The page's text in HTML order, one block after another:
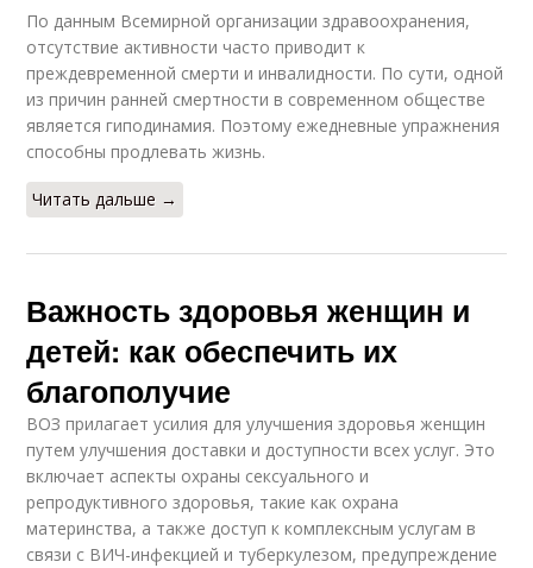
По данным Всемирной организации здравоохранения,
отсутствие активности часто приводит к
преждевременной смерти и инвалидности. По сути, одной
из причин ранней смертности в современном обществе
является гиподинамия. Поэтому ежедневные упражнения
способны продлевать жизнь.
Читать дальше →
Важность здоровья женщин и
детей: как обеспечить их
благополучие
ВОЗ прилагает усилия для улучшения здоровья женщин
путем улучшения доставки и доступности всех услуг. Это
включает аспекты охраны сексуального и
репродуктивного здоровья, такие как охрана
материнства, а также доступ к комплексным услугам в
связи с ВИЧ-инфекцией и туберкулезом, предупреждение